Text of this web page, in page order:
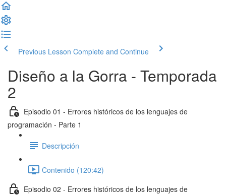
Previous Lesson Complete and Continue
Diseño a la Gorra - Temporada
2
Episodio 01 - Errores históricos de los lenguajes de
programación - Parte 1
Descripción
Contenido (120:42)
Episodio 02 - Errores históricos de los lenguajes de